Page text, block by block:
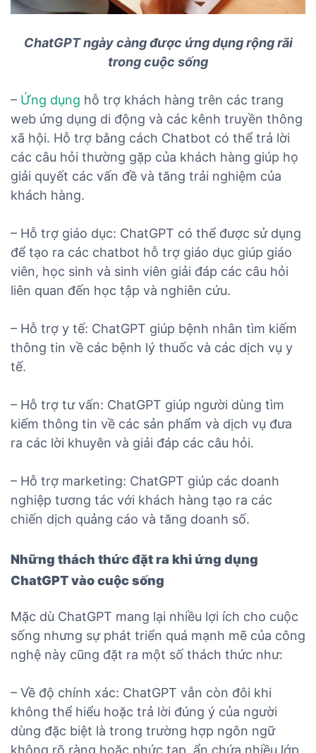
ChatGPT ngày càng được ứng dụng rộng rãi
trong cuộc sống
– Ứng dụng hỗ trợ khách hàng trên các trang
web ứng dụng di động và các kênh truyền thông
xã hội. Hỗ trợ bằng cách Chatbot có thể trả lời
các câu hỏi thường gặp của khách hàng giúp họ
giải quyết các vấn đề và tăng trải nghiệm của
khách hàng.
– Hỗ trợ giáo dục: ChatGPT có thể được sử dụng
để tạo ra các chatbot hỗ trợ giáo dục giúp giáo
viên, học sinh và sinh viên giải đáp các câu hỏi
liên quan đến học tập và nghiên cứu.
– Hỗ trợ y tế: ChatGPT giúp bệnh nhân tìm kiếm
thông tin về các bệnh lý thuốc và các dịch vụ y
tế.
– Hỗ trợ tư vấn: ChatGPT giúp người dùng tìm
kiếm thông tin về các sản phẩm và dịch vụ đưa
ra các lời khuyên và giải đáp các câu hỏi.
– Hỗ trợ marketing: ChatGPT giúp các doanh
nghiệp tương tác với khách hàng tạo ra các
chiến dịch quảng cáo và tăng doanh số.
Những thách thức đặt ra khi ứng dụng
ChatGPT vào cuộc sống
Mặc dù ChatGPT mang lại nhiều lợi ích cho cuộc
sống nhưng sự phát triển quá mạnh mẽ của công
nghệ này cũng đặt ra một số thách thức như:
– Về độ chính xác: ChatGPT vẫn còn đôi khi
không thể hiểu hoặc trả lời đúng ý của người
dùng đặc biệt là trong trường hợp ngôn ngữ
không rõ ràng hoặc phức tạp, ẩn chứa nhiều lớp